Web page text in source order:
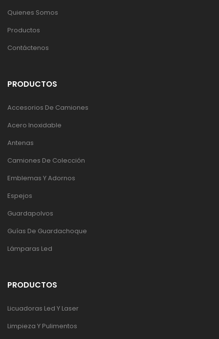
Quienes Somos
Productos
Contáctenos
PRODUCTOS
Accesorios De Camiones
Acero Inoxidable
Antenas
Camiones De Colección
Emblemas Y Adornos
Espejos
Guardapolvos
Guías De Guardachoque
Lámparas Led
PRODUCTOS
Licuadoras Led Y Laser
Limpieza Y Pulimentos